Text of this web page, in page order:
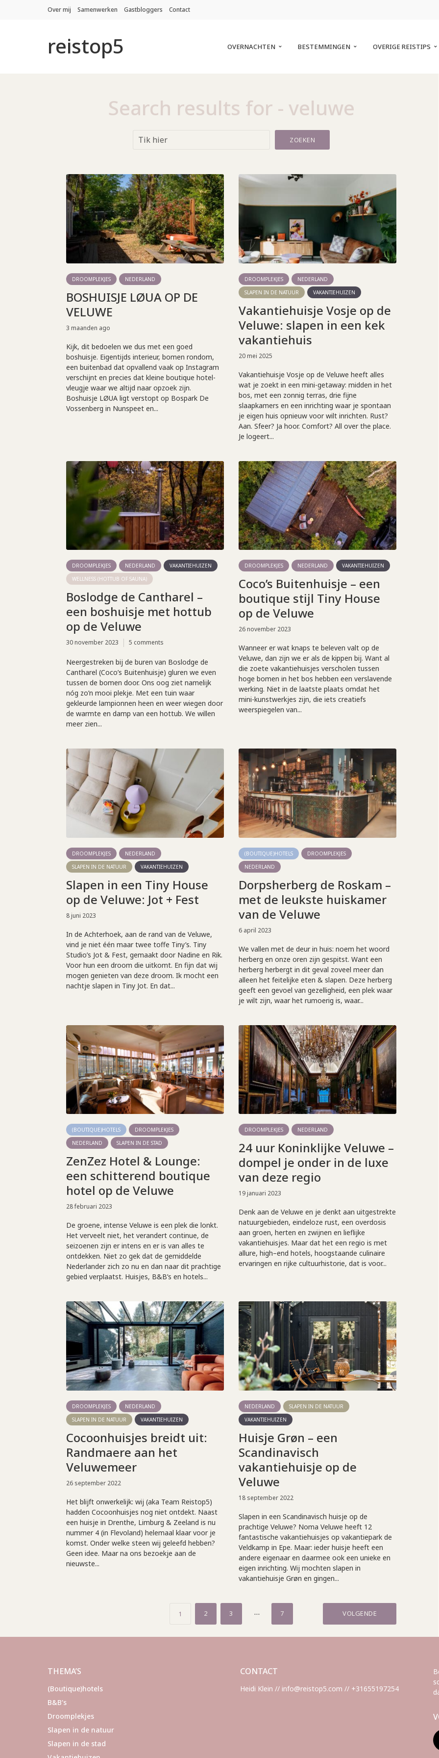
Over mij Samenwerken Gastbloggers Contact
reistop5 OVERNACHTEN BESTEMMINGEN OVERIGE REISTIPS
Search results for - veluwe
ZOEKEN
DROOMPLEKJES NEDERLAND
BOSHUISJE LØUA OP DE
VELUWE
3 maanden ago
Kijk, dit bedoelen we dus met een goed
boshuisje. Eigentijds interieur, bomen rondom,
een buitenbad dat opvallend vaak op Instagram
verschijnt en precies dat kleine boutique hotel-
vleugje waar we altijd naar opzoek zijn.
Boshuisje LØUA ligt verstopt op Bospark De
Vossenberg in Nunspeet en...
DROOMPLEKJES
NEDERLAND
SLAPEN IN DE NATUUR
VAKANTIEHUIZEN
Vakantiehuisje Vosje op de
Veluwe: slapen in een kek
vakantiehuis
20 mei 2025
Vakantiehuisje Vosje op de Veluwe heeft alles
wat je zoekt in een mini-getaway: midden in het
bos, met een zonnig terras, drie fijne
slaapkamers en een inrichting waar je spontaan
je eigen huis opnieuw voor wilt inrichten. Rust?
Aan. Sfeer? Ja hoor. Comfort? All over the place.
Je logeert...
DROOMPLEKJES NEDERLAND
VAKANTIEHUIZEN
WELLNESS (HOTTUB OF SAUNA)
Boslodge de Cantharel –
een boshuisje met hottub
op de Veluwe
30 november 2023 5 comments
Neergestreken bij de buren van Boslodge de
Cantharel (Coco’s Buitenhuisje) gluren we even
tussen de bomen door. Ons oog ziet namelijk
nóg zo’n mooi plekje. Met een tuin waar
gekleurde lampionnen heen en weer wiegen door
de warmte en damp van een hottub. We willen
meer zien...
DROOMPLEKJES NEDERLAND VAKANTIEHUIZEN
Coco’s Buitenhuisje – een
boutique stijl Tiny House
op de Veluwe
26 november 2023
Wanneer er wat knaps te beleven valt op de
Veluwe, dan zijn we er als de kippen bij. Want al
die zoete vakantiehuisjes verscholen tussen
hoge bomen in het bos hebben een verslavende
werking. Niet in de laatste plaats omdat het
mini-kunstwerkjes zijn, die iets creatiefs
weerspiegelen van...
DROOMPLEKJES
NEDERLAND
SLAPEN IN DE NATUUR
VAKANTIEHUIZEN
Slapen in een Tiny House
op de Veluwe: Jot + Fest
8 juni 2023
In de Achterhoek, aan de rand van de Veluwe,
vind je niet één maar twee toffe Tiny’s. Tiny
Studio’s Jot & Fest, gemaakt door Nadine en Rik.
Voor hun een droom die uitkomt. En fijn dat wij
mogen genieten van deze droom. Ik mocht een
nachtje slapen in Tiny Jot. En dat...
(BOUTIQUE)HOTELS
DROOMPLEKJES
NEDERLAND
Dorpsherberg de Roskam –
met de leukste huiskamer
van de Veluwe
6 april 2023
We vallen met de deur in huis: noem het woord
herberg en onze oren zijn gespitst. Want een
herberg herbergt in dit geval zoveel meer dan
alleen het feitelijke eten & slapen. Deze herberg
geeft een gevoel van gezelligheid, een plek waar
je wilt zijn, waar het rumoerig is, waar...
(BOUTIQUE)HOTELS
DROOMPLEKJES
NEDERLAND
SLAPEN IN DE STAD
ZenZez Hotel & Lounge:
een schitterend boutique
hotel op de Veluwe
28 februari 2023
De groene, intense Veluwe is een plek die lonkt.
Het verveelt niet, het verandert continue, de
seizoenen zijn er intens en er is van alles te
ontdekken. Niet zo gek dat de gemiddelde
Nederlander zich zo nu en dan naar dit prachtige
gebied verplaatst. Huisjes, B&B’s en hotels...
DROOMPLEKJES NEDERLAND
24 uur Koninklijke Veluwe –
dompel je onder in de luxe
van deze regio
19 januari 2023
Denk aan de Veluwe en je denkt aan uitgestrekte
natuurgebieden, eindeloze rust, een overdosis
aan groen, herten en zwijnen en lieflijke
vakantiehuisjes. Maar dat het een regio is met
allure, high–end hotels, hoogstaande culinaire
ervaringen en rijke cultuurhistorie, dat is voor...
DROOMPLEKJES
NEDERLAND
SLAPEN IN DE NATUUR
VAKANTIEHUIZEN
Cocoonhuisjes breidt uit:
Randmaere aan het
Veluwemeer
26 september 2022
Het blijft onwerkelijk: wij (aka Team Reistop5)
hadden Cocoonhuisjes nog niet ontdekt. Naast
een huisje in Drenthe, Limburg & Zeeland is nu
nummer 4 (in Flevoland) helemaal klaar voor je
komst. Onder welke steen wij geleefd hebben?
Geen idee. Maar na ons bezoekje aan de
nieuwste...
NEDERLAND
SLAPEN IN DE NATUUR
VAKANTIEHUIZEN
Huisje Grøn – een
Scandinavisch
vakantiehuisje op de
Veluwe
18 september 2022
Slapen in een Scandinavisch huisje op de
prachtige Veluwe? Noma Veluwe heeft 12
fantastische vakantiehuisjes op vakantiepark de
Veldkamp in Epe. Maar: ieder huisje heeft een
andere eigenaar en daarmee ook een unieke en
eigen inrichting. Wij mochten slapen in
vakantiehuisje Grøn en gingen...
paginering
1 2 3 … 7 VOLGENDE
THEMA’S
(Boutique)hotels
B&B's
Droomplekjes
Slapen in de natuur
Slapen in de stad
CONTACT
Heidi Klein // info@reistop5.com // +31655197254